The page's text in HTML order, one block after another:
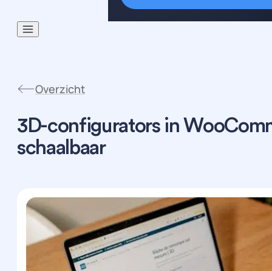
Overzicht
3D-configurators in
schaalbaar